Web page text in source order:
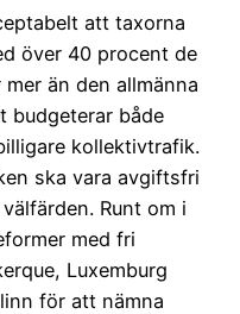
att taxorna
över 40 procent de
än den allmänna
budgeterar både
kollektivtrafik.
ska vara avgiftsfri
Runt om i
med fri
Luxemburg
för att nämna